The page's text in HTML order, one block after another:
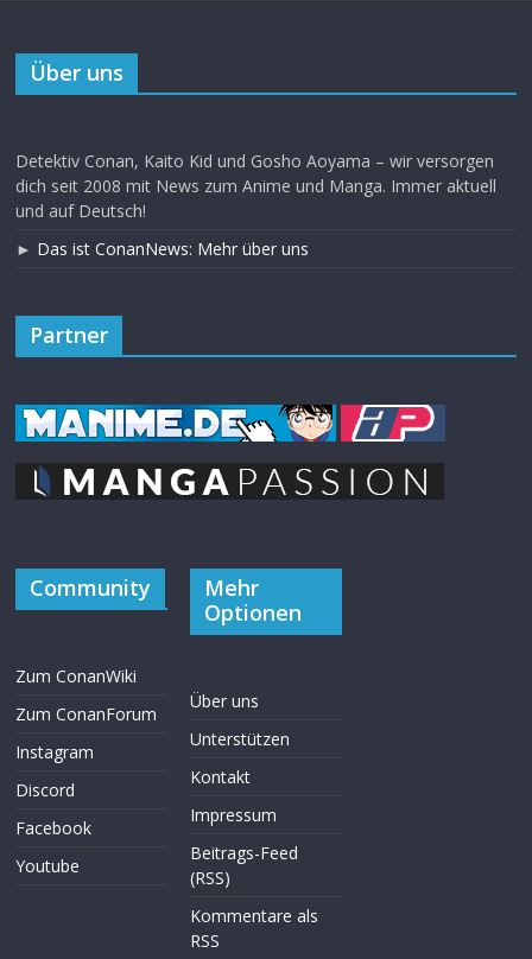
Über uns
Detektiv Conan, Kaito Kid und Gosho Aoyama – wir versorgen
dich seit 2008 mit News zum Anime und Manga. Immer aktuell
und auf Deutsch!
► Das ist ConanNews: Mehr über uns
Partner
Community
Zum ConanWiki
Zum ConanForum
Instagram
Discord
Facebook
Youtube
Mehr
Optionen
Über uns
Unterstützen
Kontakt
Impressum
Beitrags-Feed
(RSS)
Kommentare als
RSS